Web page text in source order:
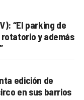
“El parking de
y además
edición de
en sus barrios